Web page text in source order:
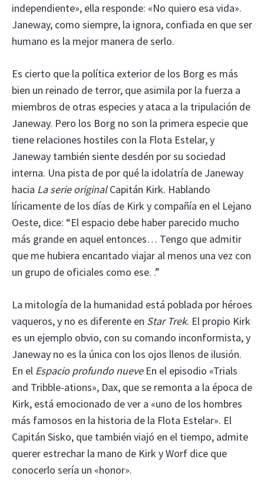
independiente», ella responde: «No quiero esa vida».
Janeway, como siempre, la ignora, confiada en que ser
humano es la mejor manera de serlo.
Es cierto que la política exterior de los Borg es más
bien un reinado de terror, que asimila por la fuerza a
miembros de otras especies y ataca a la tripulación de
Janeway. Pero los Borg no son la primera especie que
tiene relaciones hostiles con la Flota Estelar, y
Janeway también siente desdén por su sociedad
interna. Una pista de por qué la idolatría de Janeway
hacia La serie originalCapitán Kirk. Hablando
líricamente de los días de Kirk y compañía en el Lejano
Oeste, dice: “El espacio debe haber parecido mucho
más grande en aquel entonces… Tengo que admitir
que me hubiera encantado viajar al menos una vez con
un grupo de oficiales como ese. .”
La mitología de la humanidad está poblada por héroes
vaqueros, y no es diferente en Star Trek. El propio Kirk
es un ejemplo obvio, con su comando inconformista, y
Janeway no es la única con los ojos llenos de ilusión.
En el Espacio profundo nueveEn el episodio «Trials
and Tribble-ations», Dax, que se remonta a la época de
Kirk, está emocionado de ver a «uno de los hombres
más famosos en la historia de la Flota Estelar». El
Capitán Sisko, que también viajó en el tiempo, admite
querer estrechar la mano de Kirk y Worf dice que
conocerlo sería un «honor».